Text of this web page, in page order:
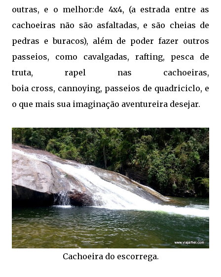
outras, e o melhor:de 4x4, (a estrada entre as
cachoeiras não são asfaltadas, e são cheias de
pedras e buracos), além de poder fazer outros
passeios, como cavalgadas, rafting, pesca de
truta, rapel nas cachoeiras,
boia cross, cannoying, passeios de quadriciclo, e
o que mais sua imaginação aventureira desejar.
Cachoeira do escorrega.